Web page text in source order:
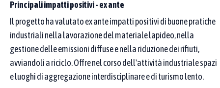
area tematica o Goal SDGs.
Se scrivi più parole, basta che almeno una compaia
nel nome della buona pratica.
Come funziona la ricerca
CERCA IN
Principali impatti positivi - ex ante
Il progetto ha valutato ex ante impatti positivi di buone pratiche
industriali nella lavorazione del materiale lapideo, nella
gestione delle emissioni diffuse e nella riduzione dei rifiuti,
avviandoli a riciclo. Offre nel corso dell'attività industriale spazi
e luoghi di aggregazione interdisciplinare e di turismo lento.